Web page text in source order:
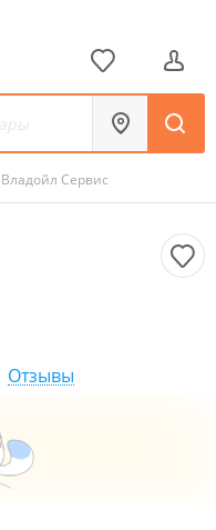
Владойл Сервис
Отзывы